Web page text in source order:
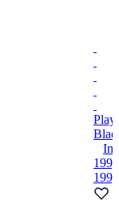
In